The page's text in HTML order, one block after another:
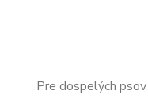
Pre dospelých